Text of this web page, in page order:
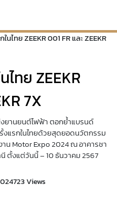
นไทย ZEEKR 001 FR และ ZEEKR
ไทย ZEEKR
7X
ยานยนต์ไฟฟ้า ตอกย้ำแบรนด์
แรกในไทยด้วยสุดยอดนวัตกรรม
าน Motor Expo 2024 ณ อาคารชา
ตั้งแต่วันนี้ – 10 ธันวาคม 2567
723 Views